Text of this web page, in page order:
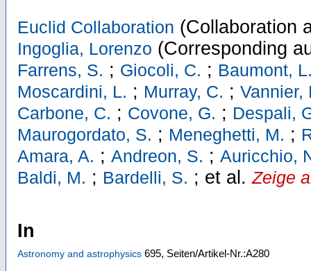
Euclid Collaboration (Collaboration
Ingoglia, Lorenzo (Corresponding
Farrens, S. ; Giocoli, C. ; Baumont,
Moscardini, L. ; Murray, C. ; Vannier,
Carbone, C. ; Covone, G. ; Despali,
Maurogordato, S. ; Meneghetti, M. ;
Amara, A. ; Andreon, S. ; Auricchio,
Baldi, M. ; Bardelli, S. ; et al. Zeige
In
Astronomy and astrophysics 695, Seiten/Artikel-Nr.:A280